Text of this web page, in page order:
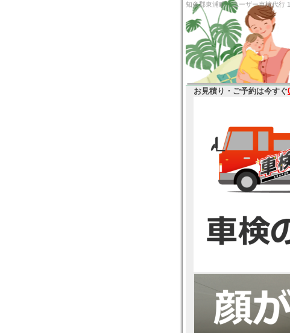
知多郡東浦町 ユーザ
お見積り・ご予約は今すぐ